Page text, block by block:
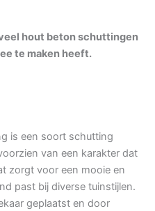
hout beton schuttingen
te maken heeft.
is een soort schutting
van een karakter dat
zorgt voor een mooie en
past bij diverse tuinstijlen.
geplaatst en door